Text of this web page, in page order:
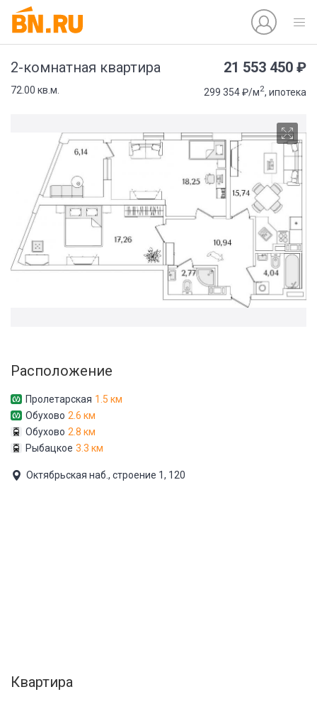
2-комнатная квартира 21 553 450 ₽
72.00 кв.м. 299 354 ₽/м2, ипотека
Расположение
Пролетарская 1.5 км
Обухово 2.6 км
Обухово 2.8 км
Рыбацкое 3.3 км
Октябрьская наб., строение 1, 120
Квартира